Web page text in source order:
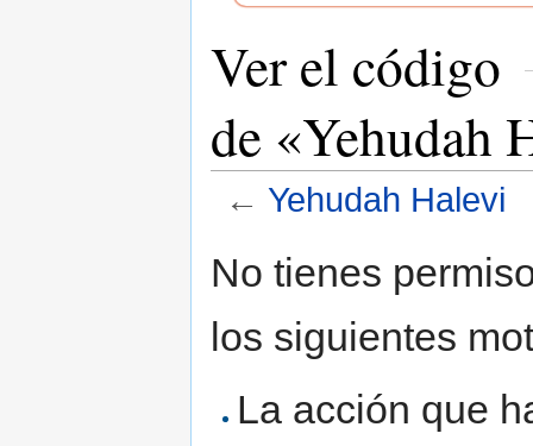
Ver el código
de «Yehudah
← Yehudah Halevi
No tienes
los siguientes
La acción que